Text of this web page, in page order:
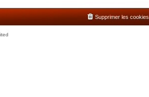
Supprimer les cookies